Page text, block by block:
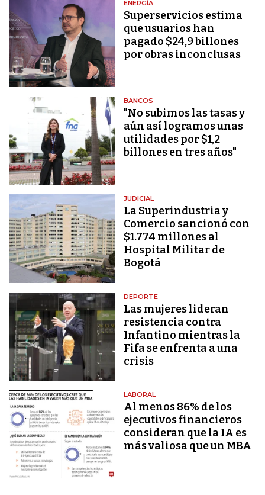
ENERGÍA
Superservicios estima
que usuarios han
pagado $24,9 billones
por obras inconclusas
BANCOS
"No subimos las tasas y
aún así logramos unas
utilidades por $1,2
billones en tres años"
JUDICIAL
La Superindustria y
Comercio sancionó con
$1.774 millones al
Hospital Militar de
Bogotá
DEPORTE
Las mujeres lideran
resistencia contra
Infantino mientras la
Fifa se enfrenta a una
crisis
LABORAL
Al menos 86% de los
ejecutivos financieros
consideran que la IA es
más valiosa que un MBA